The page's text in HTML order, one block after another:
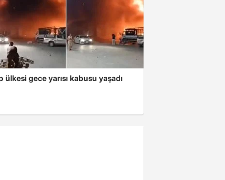
ülkesi gece yarısı kabusu yaşadı